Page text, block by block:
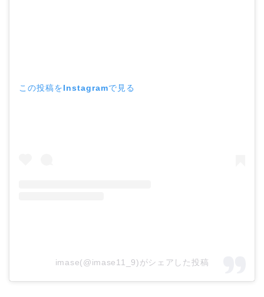
この投稿をInstagramで見る
imase(@imase11_9)がシェアした投稿